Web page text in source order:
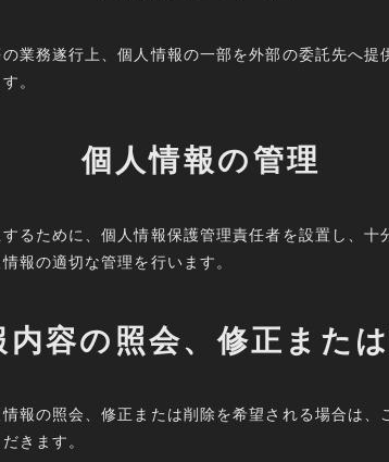
業務遂行上、個人情報の一部を外部の委託先へ
。
個人情報の管理
るために、個人情報保護管理責任者を設置し、十
報の適切な管理を行います。
内容の照会、修正また
報の照会、修正または削除を希望される場合は、
きます。